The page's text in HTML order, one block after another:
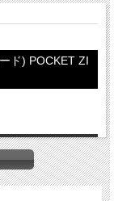
ド) POCKET ZI